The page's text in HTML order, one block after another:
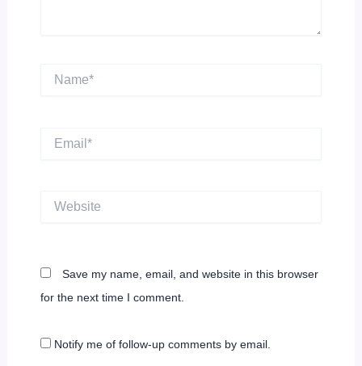
Website
Save my name, email, and website in this browser
for the next time I comment.
Notify me of follow-up comments by email.